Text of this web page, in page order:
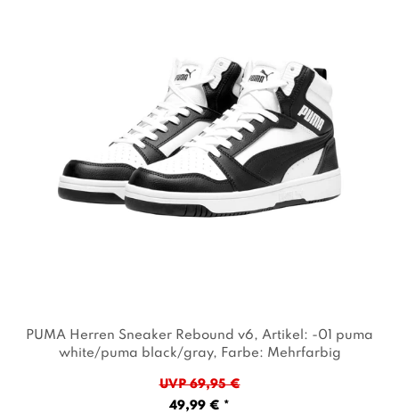
PUMA Herren Sneaker Rebound v6 , Artikel: -01 puma
white/puma black/gray, Farbe: Mehrfarbig
UVP 69,95 €
49,99 € *